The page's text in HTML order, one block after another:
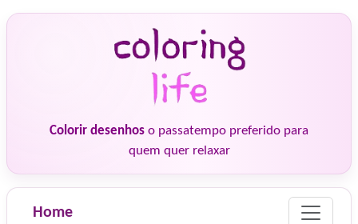
Colorir desenhos o passatempo preferido para
quem quer relaxar
Home